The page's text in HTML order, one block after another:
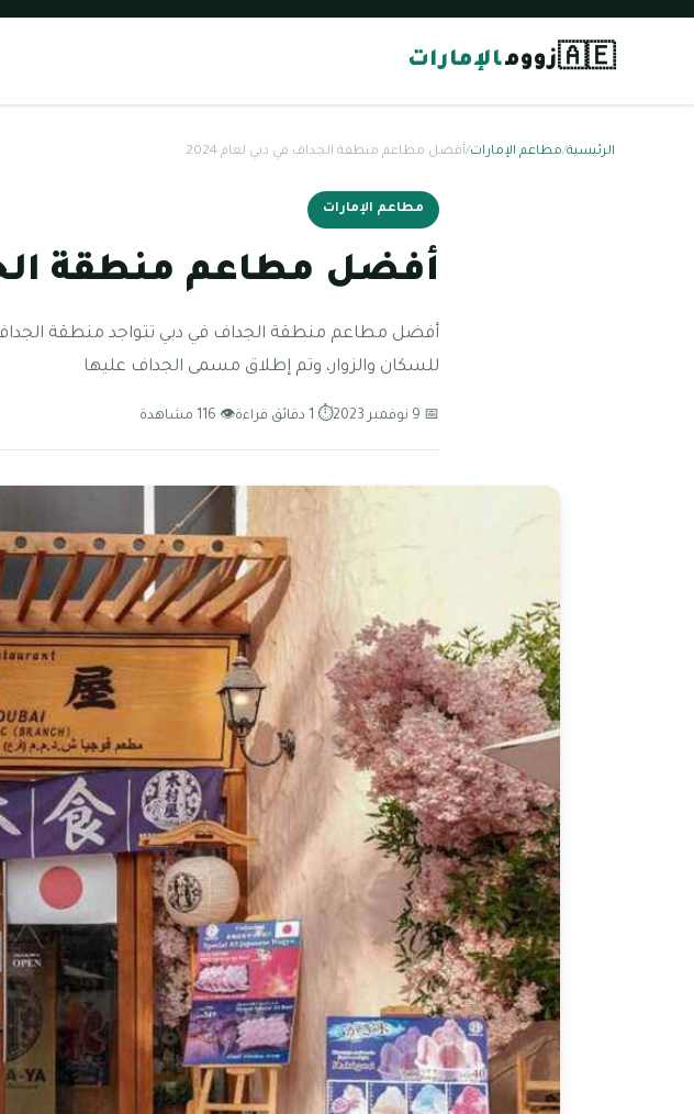
🇦🇪زوومالإمارات
الرئيسية/مطاعم الإمارات/أفضل مطاعم منطقة الجداف في دبي لعام 2024
مطاعم الإمارات
أفضل مطاعم منطقة
أفضل مطاعم منطقة الجداف في دبي تتواجد منطقة الجداف
للسكان والزوار، وتم إطلاق مسمى الجداف عليها
📅 9 نوفمبر 2023 ⏱ 1 دقائق قراءة 👁 116 مشاهدة